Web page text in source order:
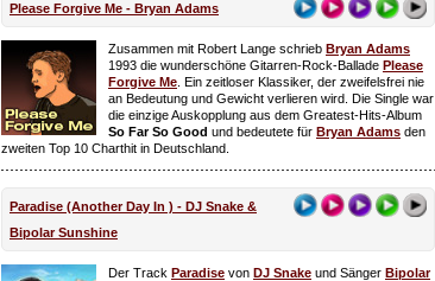
Please Forgive Me - Bryan Adams
Zusammen mit Robert Lange schrieb Bryan Adams
1993 die wunderschöne Gitarren-Rock-Ballade Please
Forgive Me . Ein zeitloser Klassiker, der zweifelsfrei nie
an Bedeutung und Gewicht verlieren wird. Die Single war
die einzige Auskopplung aus dem Greatest-Hits-Album
So Far So Good und bedeutete für Bryan Adams den
zweiten Top 10 Charthit in Deutschland.
Paradise (Another Day In ) - DJ Snake &
Bipolar Sunshine
Der Track Paradise von DJ Snake und Sänger Bipolar